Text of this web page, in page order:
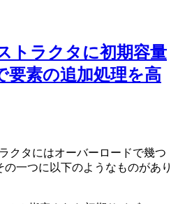
トラクタに初期容量
要素の追加処理を高
クタにはオーバーロードで幾つ
一つに以下のようなものがあり